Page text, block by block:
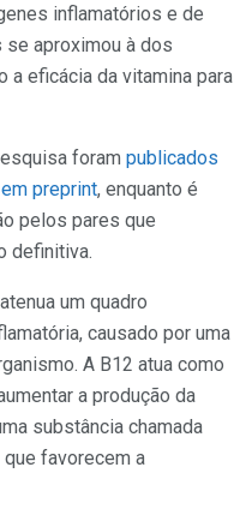
inflamatórios e de
aproximou à dos
a eficácia da vitamina para
foram publicados
preprint, enquanto é
pelos pares que
definitiva.
um quadro
causado por uma
A B12 atua como
a produção da
substância chamada
favorecem a